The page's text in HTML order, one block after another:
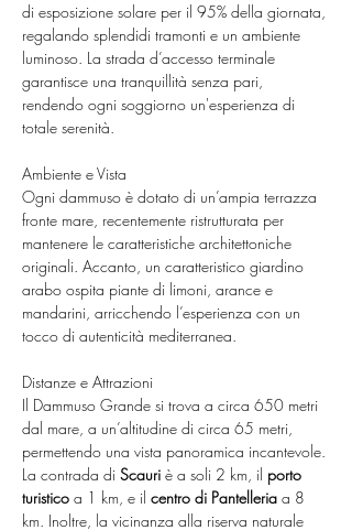
di esposizione solare per il 95% della giornata,
regalando splendidi tramonti e un ambiente
luminoso. La strada d’accesso terminale
garantisce una tranquillità senza pari,
rendendo ogni soggiorno un'esperienza di
totale serenità.
Ambiente e Vista
Ogni dammuso è dotato di un’ampia terrazza
fronte mare, recentemente ristrutturata per
mantenere le caratteristiche architettoniche
originali. Accanto, un caratteristico giardino
arabo ospita piante di limoni, arance e
mandarini, arricchendo l’esperienza con un
tocco di autenticità mediterranea.
Distanze e Attrazioni
Il Dammuso Grande si trova a circa 650 metri
dal mare, a un’altitudine di circa 65 metri,
permettendo una vista panoramica incantevole.
La contrada di Scauri è a soli 2 km, il porto
turistico a 1 km, e il centro di Pantelleria a 8
km. Inoltre, la vicinanza alla riserva naturale